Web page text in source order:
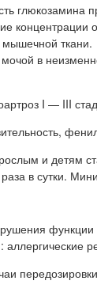
мышечной ткани.
в
I — III
и детям
в сутки.